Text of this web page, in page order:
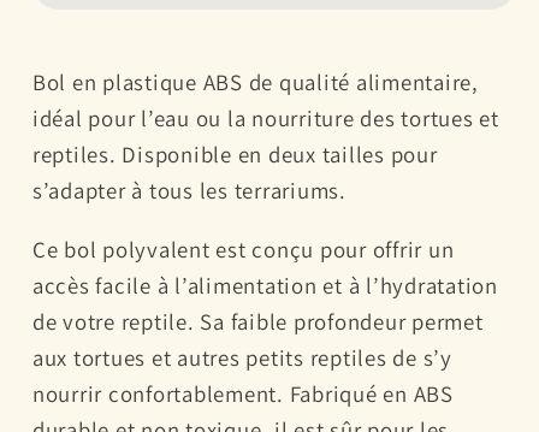
–
Gamelle
d’Eau
ou
Nourriture
pour
Terrarium
–
Gamelle
d’Eau
ou
Nourriture
pour
Terrarium
Bol en plastique ABS de qualité alimentaire,
idéal pour l’eau ou la nourriture des tortues et
reptiles. Disponible en deux tailles pour
s’adapter à tous les terrariums.
Ce bol polyvalent est conçu pour offrir un
accès facile à l’alimentation et à l’hydratation
de votre reptile. Sa faible profondeur permet
aux tortues et autres petits reptiles de s’y
nourrir confortablement. Fabriqué en ABS